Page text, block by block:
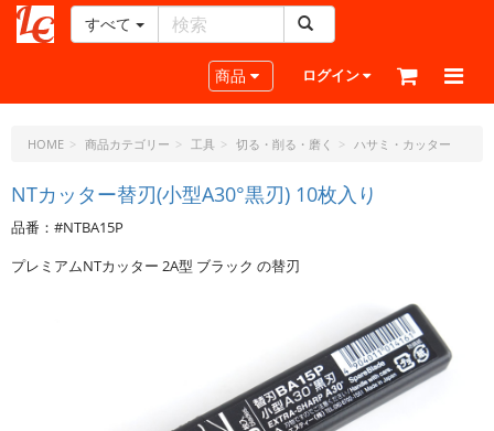
ー
ラ
ト・
ド
ッ
ト・
すべて
Toggle navigation
商品 ログイン
HOME 商品カテゴリー 工具 切る・削る・磨く ハサミ・カッター
NTカッター替刃(小型A30°黒刃) 10枚入り
品番：#NTBA15P
プレミアムNTカッター 2A型 ブラック の替刃